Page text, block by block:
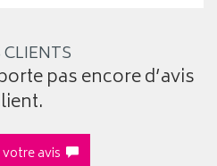
pas encore d’avis
avis